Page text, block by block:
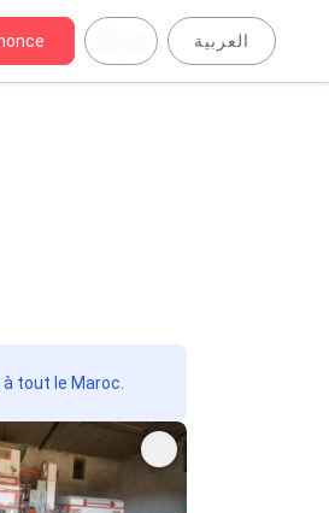
العربية
tout le Maroc.